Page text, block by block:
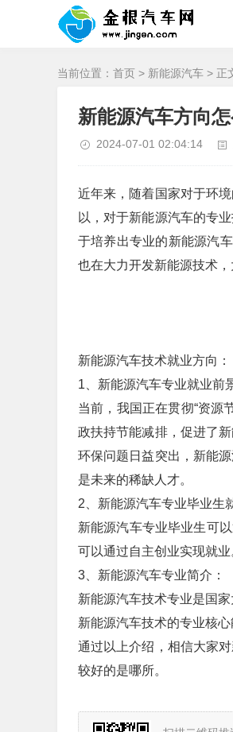
当前位置： 首页 > 新能源汽车 > 正
新能源汽车方向怎
2024-07-01 02:04:14
近年来，随着国家对于环
以，对于新能源汽车的专
于培养出专业的新能源汽
也在大力开发新能源技术
新能源汽车技术就业方向：
1、新能源汽车专业就业前
当前，我国正在贯彻“资源
政扶持节能减排，促进了
环保问题日益突出，新能
是未来的稀缺人才。
2、新能源汽车专业毕业生
新能源汽车专业毕业生可
可以通过自主创业实现就业
3、新能源汽车专业简介：
新能源汽车技术专业是国
新能源汽车技术的专业核
通过以上介绍，相信大家
较好的是哪所。